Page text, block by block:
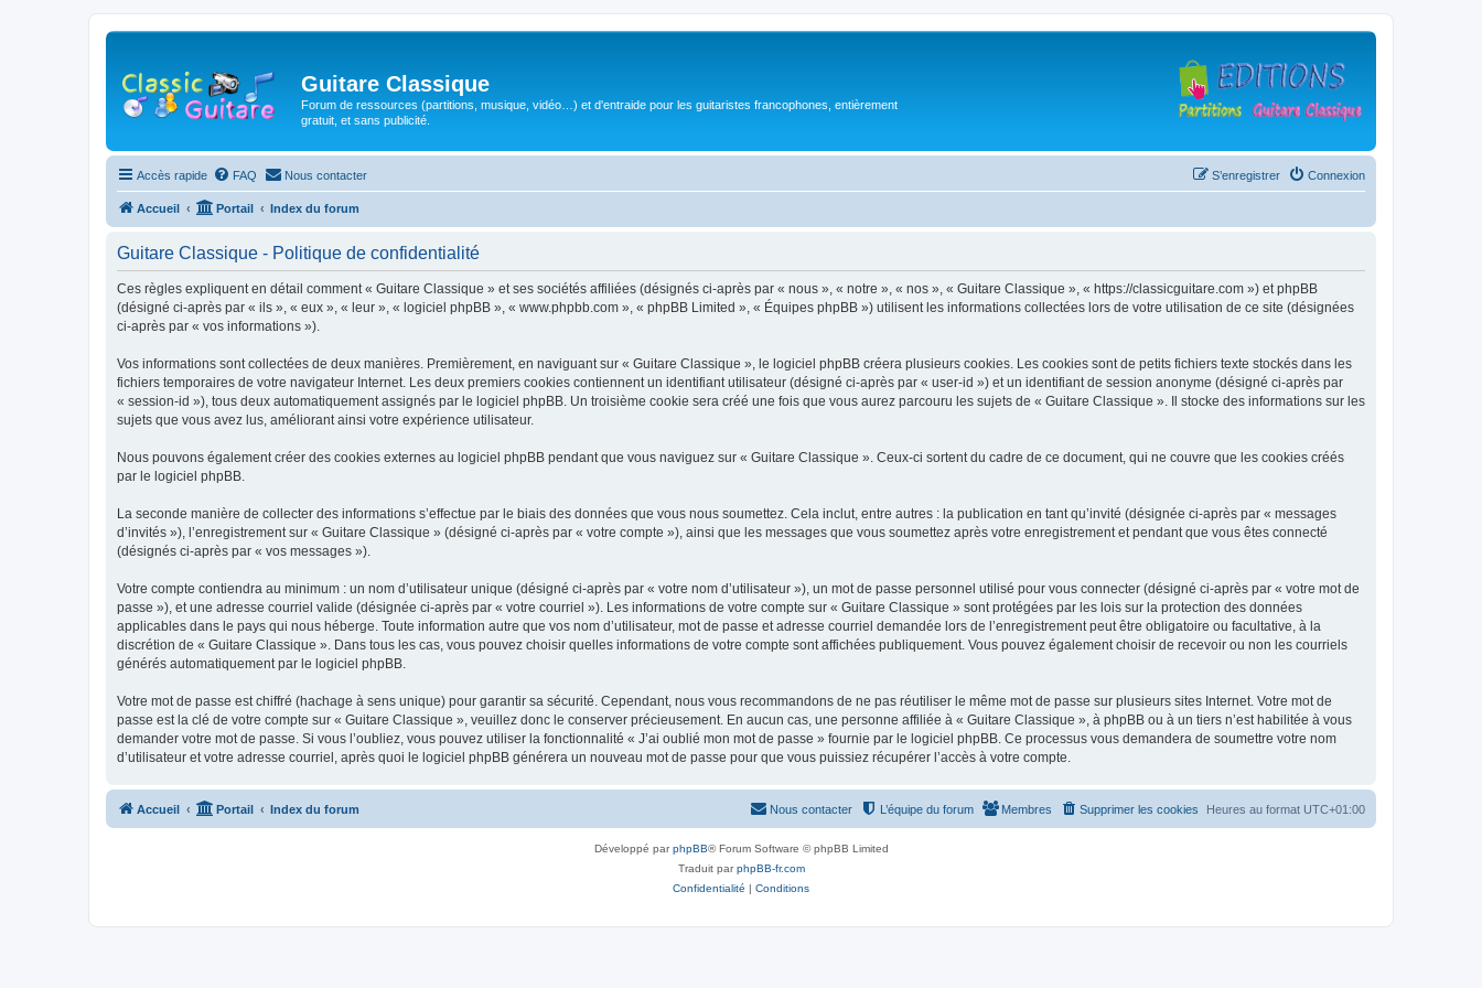
Guitare Classique
Forum de ressources (partitions, musique, vidéo…) et d'entraide pour les guitaristes francophones, entièrement
gratuit, et sans publicité.
Accès rapide FAQ Nous contacter Connexion
S’enregistrer
Accueil Portail Index du forum
Guitare Classique - Politique de confidentialité
Ces règles expliquent en détail comment « Guitare Classique » et ses sociétés affiliées (désignés ci-après par « nous », « notre », « nos », « Guitare Classique », « https://classicguitare.com ») et phpBB
(désigné ci-après par « ils », « eux », « leur », « logiciel phpBB », « www.phpbb.com », « phpBB Limited », « Équipes phpBB ») utilisent les informations collectées lors de votre utilisation de ce site (désignées
ci-après par « vos informations »).
Vos informations sont collectées de deux manières. Premièrement, en naviguant sur « Guitare Classique », le logiciel phpBB créera plusieurs cookies. Les cookies sont de petits fichiers texte stockés dans les
fichiers temporaires de votre navigateur Internet. Les deux premiers cookies contiennent un identifiant utilisateur (désigné ci-après par « user-id ») et un identifiant de session anonyme (désigné ci-après par
« session-id »), tous deux automatiquement assignés par le logiciel phpBB. Un troisième cookie sera créé une fois que vous aurez parcouru les sujets de « Guitare Classique ». Il stocke des informations sur les
sujets que vous avez lus, améliorant ainsi votre expérience utilisateur.
Nous pouvons également créer des cookies externes au logiciel phpBB pendant que vous naviguez sur « Guitare Classique ». Ceux-ci sortent du cadre de ce document, qui ne couvre que les cookies créés
par le logiciel phpBB.
La seconde manière de collecter des informations s’effectue par le biais des données que vous nous soumettez. Cela inclut, entre autres : la publication en tant qu’invité (désignée ci-après par « messages
d’invités »), l’enregistrement sur « Guitare Classique » (désigné ci-après par « votre compte »), ainsi que les messages que vous soumettez après votre enregistrement et pendant que vous êtes connecté
(désignés ci-après par « vos messages »).
Votre compte contiendra au minimum : un nom d’utilisateur unique (désigné ci-après par « votre nom d’utilisateur »), un mot de passe personnel utilisé pour vous connecter (désigné ci-après par « votre mot de
passe »), et une adresse courriel valide (désignée ci-après par « votre courriel »). Les informations de votre compte sur « Guitare Classique » sont protégées par les lois sur la protection des données
applicables dans le pays qui nous héberge. Toute information autre que vos nom d’utilisateur, mot de passe et adresse courriel demandée lors de l’enregistrement peut être obligatoire ou facultative, à la
discrétion de « Guitare Classique ». Dans tous les cas, vous pouvez choisir quelles informations de votre compte sont affichées publiquement. Vous pouvez également choisir de recevoir ou non les courriels
générés automatiquement par le logiciel phpBB.
Votre mot de passe est chiffré (hachage à sens unique) pour garantir sa sécurité. Cependant, nous vous recommandons de ne pas réutiliser le même mot de passe sur plusieurs sites Internet. Votre mot de
passe est la clé de votre compte sur « Guitare Classique », veuillez donc le conserver précieusement. En aucun cas, une personne affiliée à « Guitare Classique », à phpBB ou à un tiers n’est habilitée à vous
demander votre mot de passe. Si vous l’oubliez, vous pouvez utiliser la fonctionnalité « J’ai oublié mon mot de passe » fournie par le logiciel phpBB. Ce processus vous demandera de soumettre votre nom
d’utilisateur et votre adresse courriel, après quoi le logiciel phpBB générera un nouveau mot de passe pour que vous puissiez récupérer l’accès à votre compte.
Accueil Portail Index du forum Heures au format UTC+01:00
Supprimer les cookies
Membres
L’équipe du forum
Nous contacter
Développé parphpBB® Forum Software © phpBB Limited
Traduit parphpBB-fr.com
Confidentialité | Conditions